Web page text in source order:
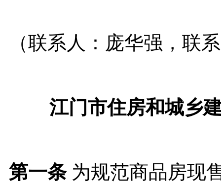
（联系人：庞华强，联
江门市住房和城乡
第一条为规范商品房现